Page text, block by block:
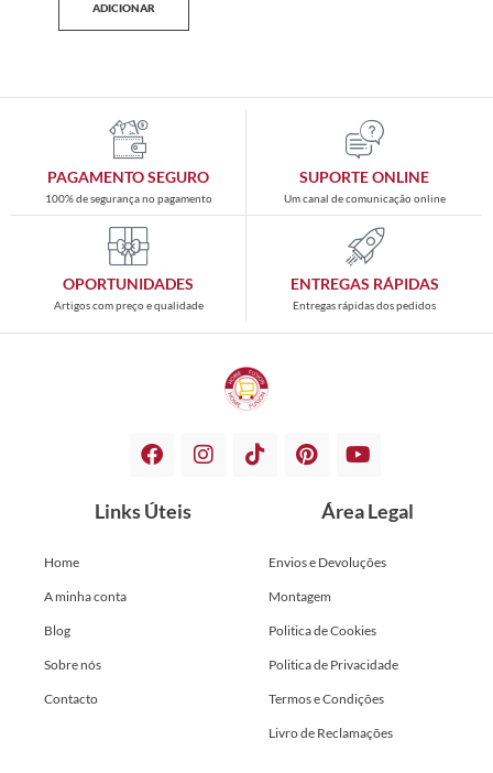
ADICIONAR
PAGAMENTO SEGURO
100% de segurança no pagamento
SUPORTE ONLINE
Um canal de comunicação online
OPORTUNIDADES
Artigos com preço e qualidade
ENTREGAS RÁPIDAS
Entregas rápidas dos pedidos
Links Úteis
Home
A minha conta
Blog
Sobre nós
Contacto
Área Legal
Envios e Devoluções
Montagem
Politica de Cookies
Politica de Privacidade
Termos e Condições
Livro de Reclamações